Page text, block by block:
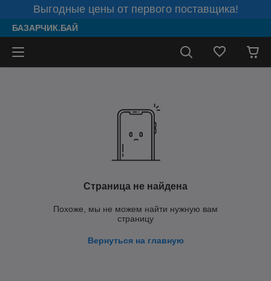
Выгодные цены от первого поставщика!
БАЗАРЧИК.БАЙ
Страница не найдена
Похоже, мы не можем найти нужную вам
страницу
Вернуться на главную